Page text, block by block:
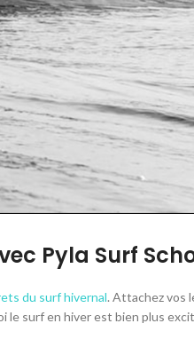
Pyla Surf
du surf hivernal. Attachez vos
surf en hiver est bien plus